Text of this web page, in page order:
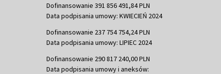
Dofinansowanie 391 856 491,84 PLN
Data podpisania umowy: KWIECIEŃ 2024
Dofinansowanie 237 754 754,24 PLN
Data podpisania umowy: LIPIEC 2024
Dofinansowanie 290 817 240,00 PLN
Data podpisania umowy i aneksów: